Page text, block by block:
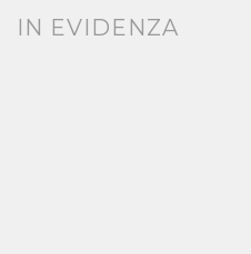
IN EVIDENZA